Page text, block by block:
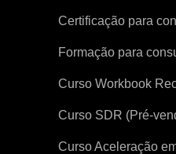
Certificação para
Formação para
Curso Workbook
Curso SDR (Pré-
Curso Aceleração